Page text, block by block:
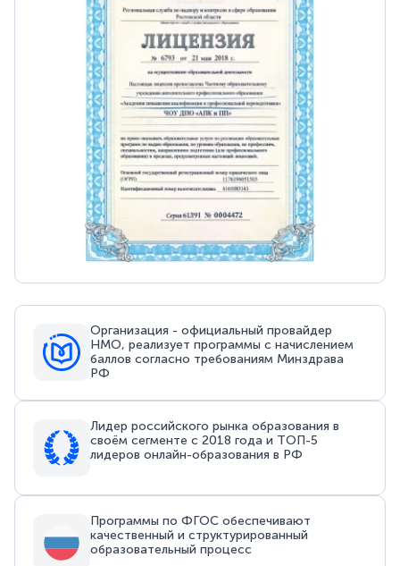
Организация - официальный провайдер
НМО, реализует программы с начислением
баллов согласно требованиям Минздрава
РФ
Лидер российского рынка образования в
своём сегменте с 2018 года и ТОП-5
лидеров онлайн-образования в РФ
Программы по ФГОС обеспечивают
качественный и структурированный
образовательный процесс